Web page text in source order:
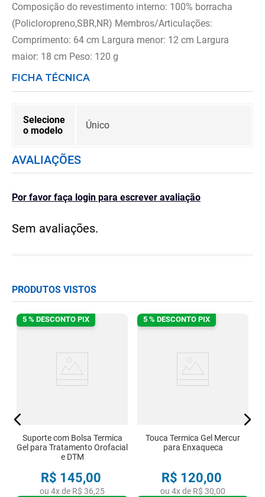
Composição do revestimento interno: 100% borracha
(Policloropreno,SBR,NR) Membros/Articulações:
Comprimento: 64 cm Largura menor: 12 cm Largura
maior: 18 cm Peso: 120 g
FICHA TÉCNICA
Selecione
o modelo
Único
AVALIAÇÕES
Por favor faça login para escrever avaliação
Sem avaliações.
PRODUTOS VISTOS
5 % DESCONTO PIX
Suporte com Bolsa Termica
Gel para Tratamento Orofacial
e DTM
R$ 145,00
ou 4x de R$ 36,25
5 % DESCONTO PIX
Touca Termica Gel Mercur
para Enxaqueca
R$ 120,00
ou 4x de R$ 30,00